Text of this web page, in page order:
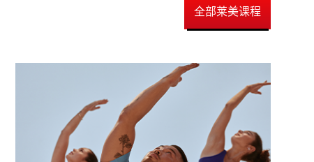
全部莱美课程